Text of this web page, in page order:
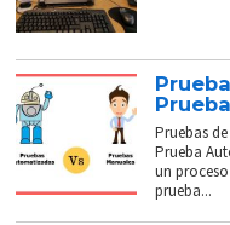
Pruebas
Prueba
un
prueba...